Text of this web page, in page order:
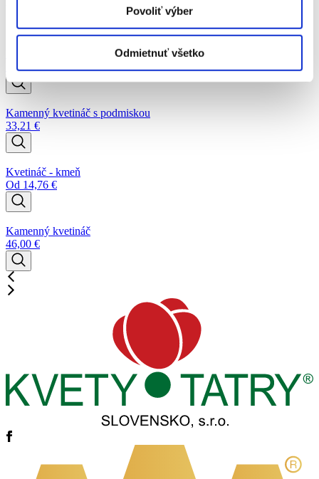
Povoliť výber
Odmietnuť všetko
Podobné produkty
13,53€
Kamenný kvetináč s podmiskou
33,21 €
Kvetináč - kmeň
Od 14,76 €
Kamenný kvetináč
46,00 €